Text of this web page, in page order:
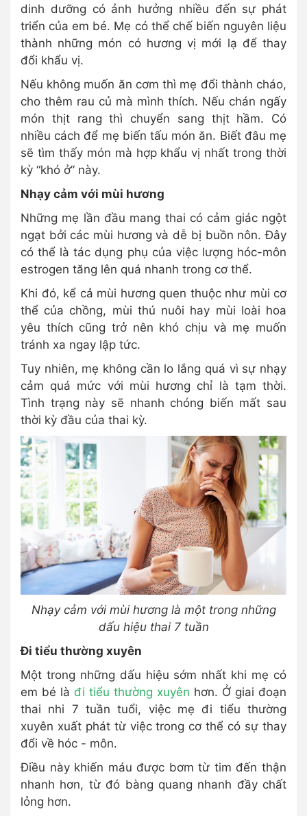
dinh dưỡng có ảnh hưởng nhiều đến sự phát
triển của em bé. Mẹ có thể chế biến nguyên liệu
thành những món có hương vị mới lạ để thay
đổi khẩu vị.
Nếu không muốn ăn cơm thì mẹ đổi thành cháo,
cho thêm rau củ mà mình thích. Nếu chán ngấy
món thịt rang thì chuyển sang thịt hầm. Có
nhiều cách để mẹ biến tấu món ăn. Biết đâu mẹ
sẽ tìm thấy món mà hợp khẩu vị nhất trong thời
kỳ “khó ở” này.
Nhạy cảm với mùi hương
Những mẹ lần đầu mang thai có cảm giác ngột
ngạt bởi các mùi hương và dễ bị buồn nôn. Đây
có thể là tác dụng phụ của việc lượng hóc-môn
estrogen tăng lên quá nhanh trong cơ thể.
Khi đó, kể cả mùi hương quen thuộc như mùi cơ
thể của chồng, mùi thú nuôi hay mùi loài hoa
yêu thích cũng trở nên khó chịu và mẹ muốn
tránh xa ngay lập tức.
Tuy nhiên, mẹ không cần lo lắng quá vì sự nhạy
cảm quá mức với mùi hương chỉ là tạm thời.
Tình trạng này sẽ nhanh chóng biến mất sau
thời kỳ đầu của thai kỳ.
Nhạy cảm với mùi hương là một trong những
dấu hiệu thai 7 tuần
Đi tiểu thường xuyên
Một trong những dấu hiệu sớm nhất khi mẹ có
em bé là đi tiểu thường xuyên hơn. Ở giai đoạn
thai nhi 7 tuần tuổi, việc mẹ đi tiểu thường
xuyên xuất phát từ việc trong cơ thể có sự thay
đổi về hóc - môn.
Điều này khiến máu được bơm từ tim đến thận
nhanh hơn, từ đó bàng quang nhanh đầy chất
lỏng hơn.